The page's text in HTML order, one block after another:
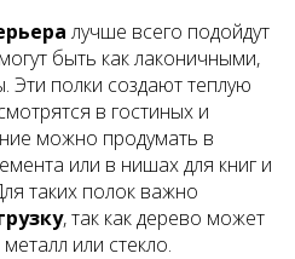
лучше всего подойдут
быть как лаконичными,
Эти полки создают теплую
в гостиных и
можно продумать в
или в нишах для книг и
таких полок важно
, так как дерево может
или стекло.